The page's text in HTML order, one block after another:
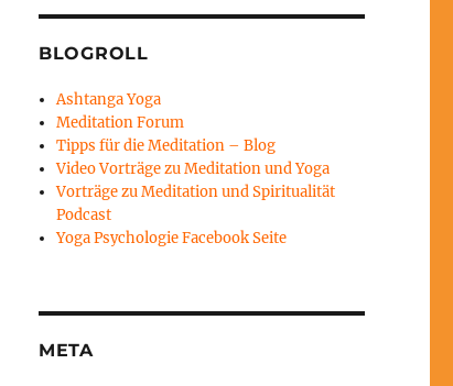
BLOGROLL
Ashtanga Yoga
Meditation Forum
Tipps für die Meditation – Blog
Video Vorträge zu Meditation und Yoga
Vorträge zu Meditation und Spiritualität
Podcast
Yoga Psychologie Facebook Seite
META